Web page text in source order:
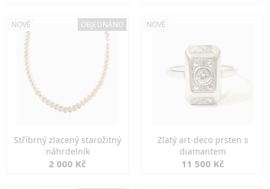
NOVÉ OBJEDNÁNO
Stříbrný zlacený starožitný
náhrdelník
2 000 Kč
NOVÉ
Zlatý art-deco prsten s
diamantem
11 500 Kč